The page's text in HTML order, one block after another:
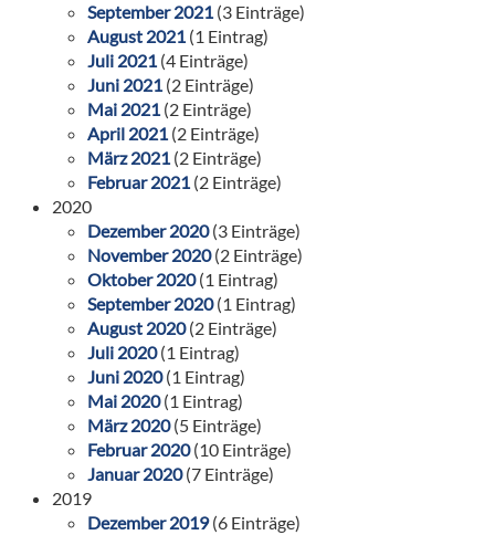
September 2021 (3 Einträge)
August 2021 (1 Eintrag)
Juli 2021 (4 Einträge)
Juni 2021 (2 Einträge)
Mai 2021 (2 Einträge)
April 2021 (2 Einträge)
März 2021 (2 Einträge)
Februar 2021 (2 Einträge)
2020
Dezember 2020(3 Einträge)
November 2020(2 Einträge)
Oktober 2020(1 Eintrag)
September 2020(1 Eintrag)
August 2020(2 Einträge)
Juli 2020(1 Eintrag)
Juni 2020(1 Eintrag)
Mai 2020(1 Eintrag)
März 2020(5 Einträge)
Februar 2020(10 Einträge)
Januar 2020(7 Einträge)
2019
Dezember 2019(6 Einträge)